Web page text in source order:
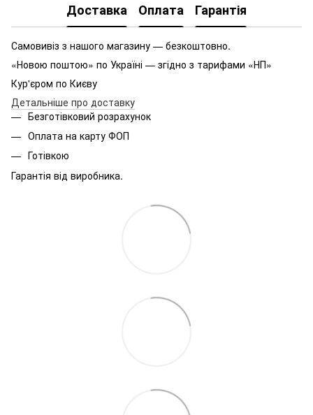
Доставка Оплата Гарантія
Самовивіз з нашого магазину — безкоштовно.
«Новою поштою» по Україні — згідно з тарифами «НП»
Кур'єром по Києву
Детальніше про доставку
Безготівковий розрахунок
Оплата на карту ФОП
Готівкою
Гарантія від виробника.